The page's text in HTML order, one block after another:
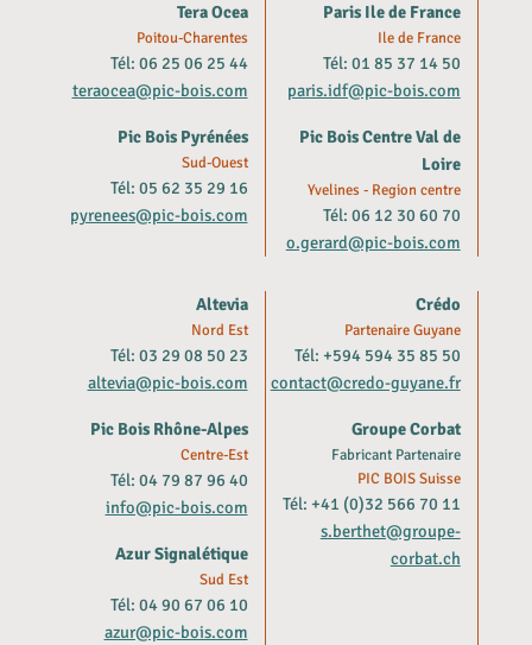
Tera Ocea
Poitou-Charentes
Tél: 06 25 06 25 44
teraocea@pic-bois.com
Pic Bois Pyrénées
Sud-Ouest
Tél: 05 62 35 29 16
pyrenees@pic-bois.com
Paris Ile de France
Ile de France
Tél: 01 85 37 14 50
paris.idf@pic-bois.com
Pic Bois Centre Val de
Loire
Yvelines - Region centre
Tél: 06 12 30 60 70
o.gerard@pic-bois.com
Altevia
Nord Est
Tél: 03 29 08 50 23
altevia@pic-bois.com
Pic Bois Rhône-Alpes
Centre-Est
Tél: 04 79 87 96 40
info@pic-bois.com
Azur Signalétique
Sud Est
Tél: 04 90 67 06 10
azur@pic-bois.com
Crédo
Partenaire Guyane
Tél: +594 594 35 85 50
contact@credo-guyane.fr
Groupe Corbat
Fabricant Partenaire
PIC BOIS Suisse
Tél: +41 (0)32 566 70 11
s.berthet@groupe-
corbat.ch